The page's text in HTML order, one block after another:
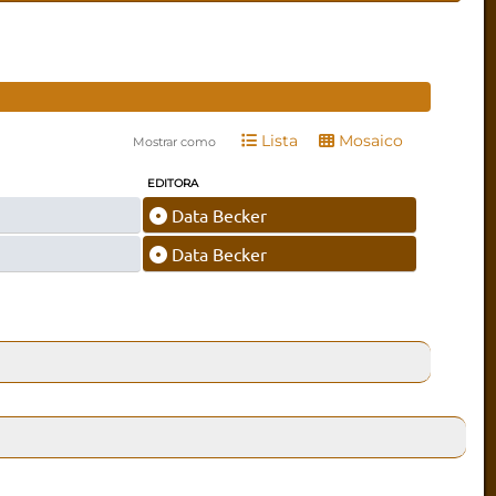
Mostrar como Lista Mosaico
EDITORA
Data Becker
Data Becker